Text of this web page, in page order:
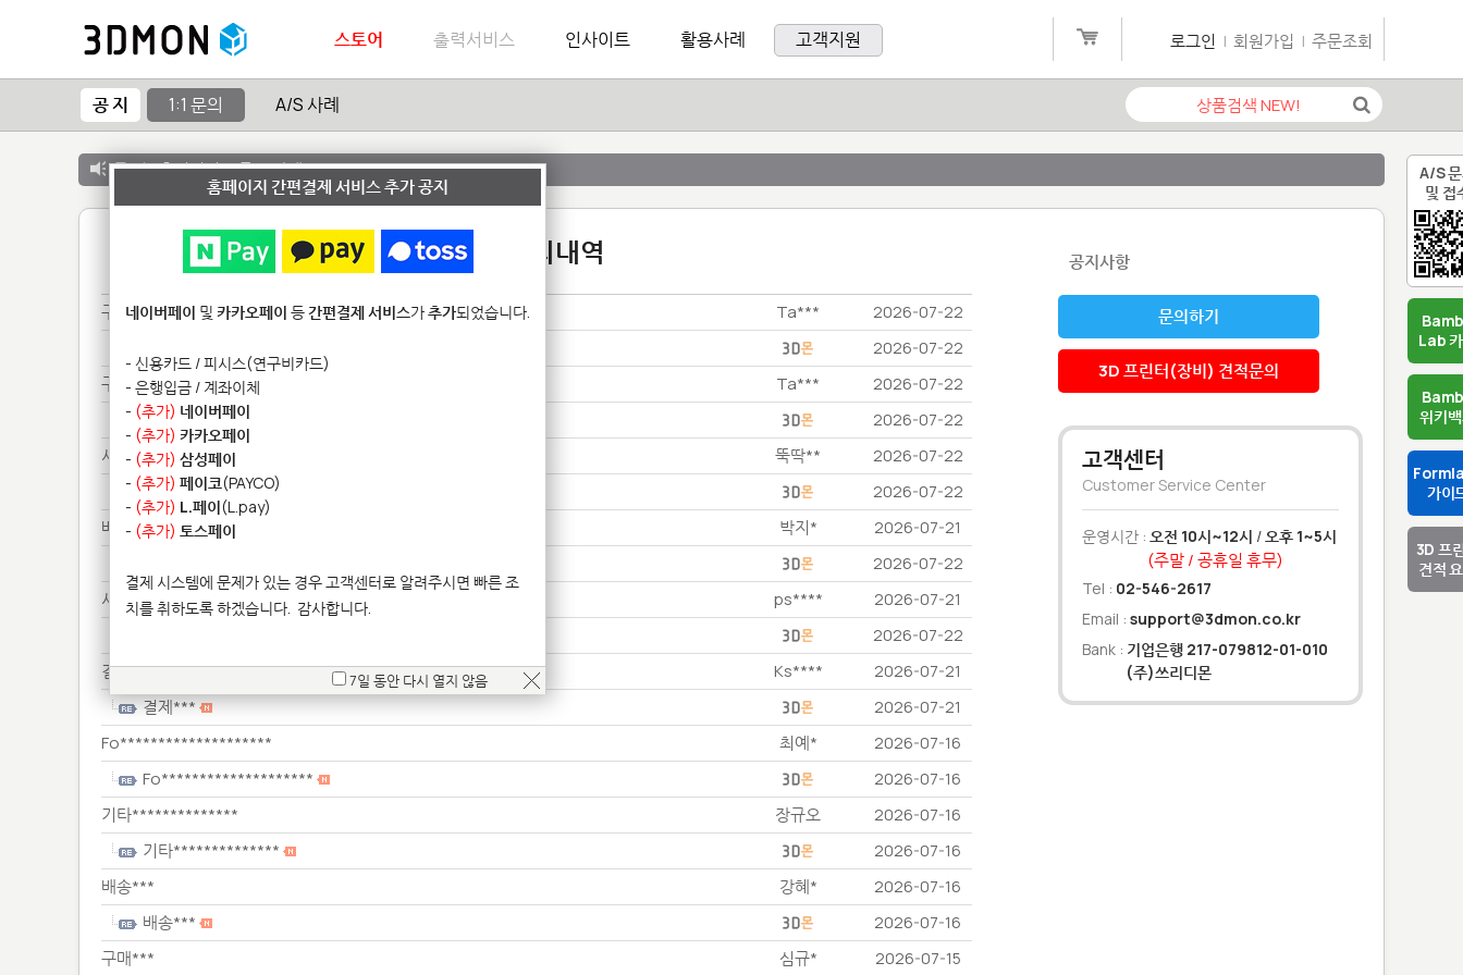
A/S
및 접
Lab
위키
가이
3D 프
견적
스토어 출력서비스 인사이트 활용사례 고객지원 로그인 | 회원가입 | 주문조회
공 지 1:1 문의 A/S 사례
공 지 :출력서비스 종료 안내
1:1 문의내역
구매*** Ta*** 2026-07-22
2026-07-22
구매*** Ta*** 2026-07-22
구매*** 2026-07-22
서류*** 뚝딱** 2026-07-22
서류*** 2026-07-22
배송*** 박지* 2026-07-21
2026-07-22
서류*** ps**** 2026-07-21
2026-07-22
결제*** Ks**** 2026-07-21
결제*** 2026-07-21
Fo******************** 최예* 2026-07-16
Fo******************** 2026-07-16
기타************** 장규오 2026-07-16
기타************** 2026-07-16
배송*** 강혜* 2026-07-16
배송*** 2026-07-16
구매*** 심규* 2026-07-15
공지사항
문의하기
3D 프린터(장비) 견적문의
고객센터
Customer Service Center
운영시간 : 오전 10시~12시 /오후 1~5시
(주말 / 공휴일 휴무)
Tel : 02-546-2617
Email : support@3dmon.co.kr
Bank : 기업은행 217-079812-01-010
(주)쓰리디몬
홈페이지 간편결제 서비스 추가 공지
네이버페이 및 카카오페이 등간편결제 서비스가추가되었습니다.
- 신용카드 / 피시스(연구비카드)
- 은행입금 / 계좌이체
- (추가) 네이버페이
- (추가) 카카오페이
- (추가) 삼성페이
- (추가) 페이코(PAYCO)
- (추가) L.페이(L.pay)
- (추가) 토스페이
결제 시스템에 문제가 있는 경우 고객센터로 알려주시면 빠른 조
치를 취하도록 하겠습니다. 감사합니다.
7일 동안 다시 열지 않음